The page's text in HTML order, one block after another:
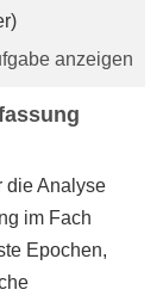
anzeigen
die Analyse
im Fach
Epochen,